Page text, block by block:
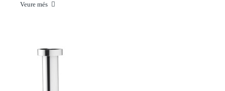
Veure més